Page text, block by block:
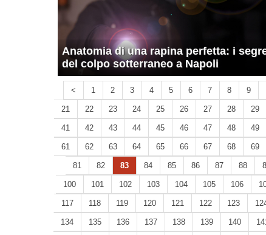
Anatomia di una rapina perfetta: i
del colpo sotterraneo a Napoli
< 1 2 3 4 5 6 7 8 9
21 22 23 24 25 26 27 28 29
41 42 43 44 45 46 47 48 49
61 62 63 64 65 66 67 68 69
81 82 83 84 85 86 87 88
100 101 102 103 104 105 106
117 118 119 120 121 122 123
134 135 136 137 138 139 140